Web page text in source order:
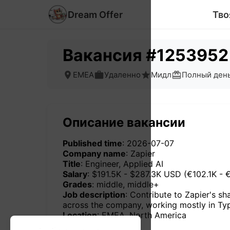
Dream Offer
Вакансия #1253952
EMEA Удаленно Мидл Полный
Описание вакансии
Published time: 2026-07-07
Company name: Zapier
Title: Engineer, Applied AI
Salary: $191.5K - $287.3K USD (€102.1K -
Grades: middle, middle+
Job description: Contribute to Zapier's
across the company, working mostly in
Location: EMEA, North America